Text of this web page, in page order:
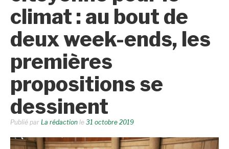
climat : au bout de
deux week-ends, les
premières
propositions se
dessinent
Publié par La rédaction le 31 octobre 2019